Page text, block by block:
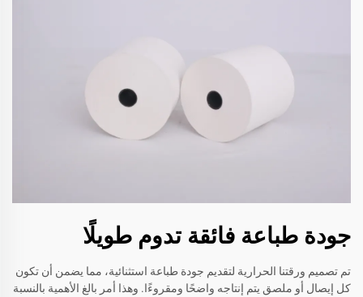
جودة طباعة فائقة تدوم طويلًا
تم تصميم ورقتنا الحرارية لتقديم جودة طباعة استثنائية، مما يضمن أن تكون
كل إيصال أو ملصق يتم إنتاجه واضحًا ومقروءًا. وهذا أمر بالغ الأهمية بالنسبة